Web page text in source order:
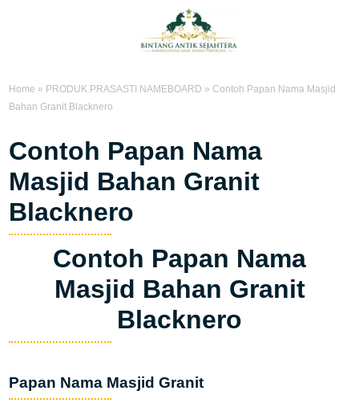
Home » PRODUK PRASASTI NAMEBOARD »Contoh Papan Nama Masjid
Bahan Granit Blacknero
Contoh Papan Nama
Masjid Bahan Granit
Blacknero
Contoh Papan Nama
Masjid Bahan Granit
Blacknero
Papan Nama Masjid Granit